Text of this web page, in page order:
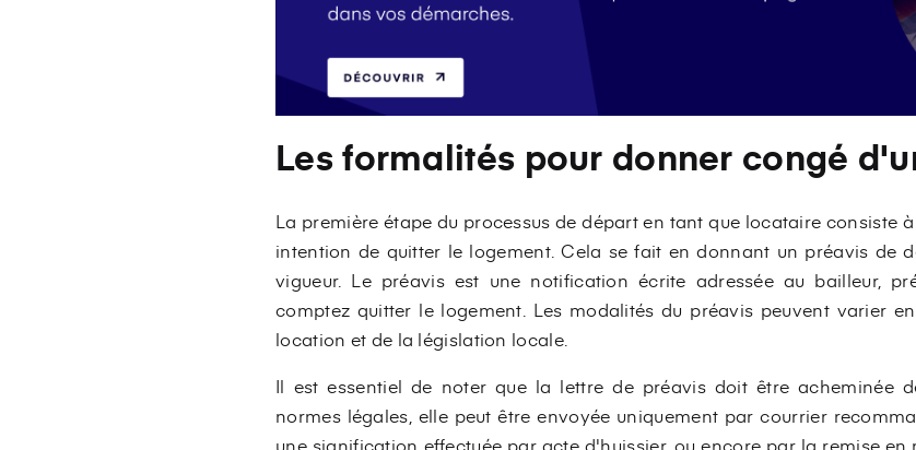
Les formalités pour donner congé
La première étape du processus de départ en tant que locataire consiste
intention de quitter le logement. Cela se fait en donnant un préavis de
vigueur. Le préavis est une notification écrite adressée au bailleur,
comptez quitter le logement. Les modalités du préavis peuvent varier
location et de la législation locale.
Il est essentiel de noter que la lettre de préavis doit être acheminée
normes légales, elle peut être envoyée uniquement par courrier
une signification effectuée par acte d'huissier, ou encore par la remise